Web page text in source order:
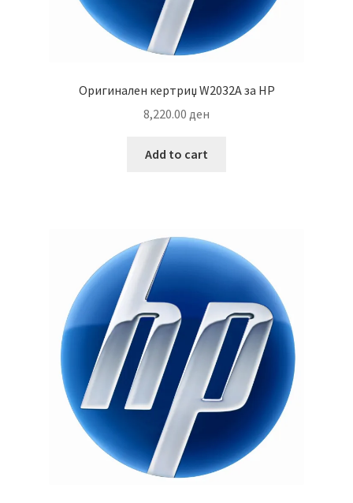
Оригинален кертриџ W2032A за HP
8,220.00 ден
Add to cart